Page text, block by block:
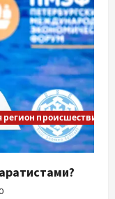
происшествия